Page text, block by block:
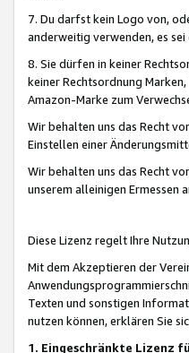
7. Du darfst kein Logo von,
anderweitig verwenden, es
8. Sie dürfen in keiner
keiner Rechtsordnung
Amazon-Marke zum
Wir behalten uns das Recht
Einstellen einer
Wir behalten uns das Recht
unserem alleinigen Ermessen
Diese Lizenz regelt Ihre
Mit dem Akzeptieren der
Texten und sonstigen
nutzen können, erklären Sie
1. Eingeschränkte Lizenz